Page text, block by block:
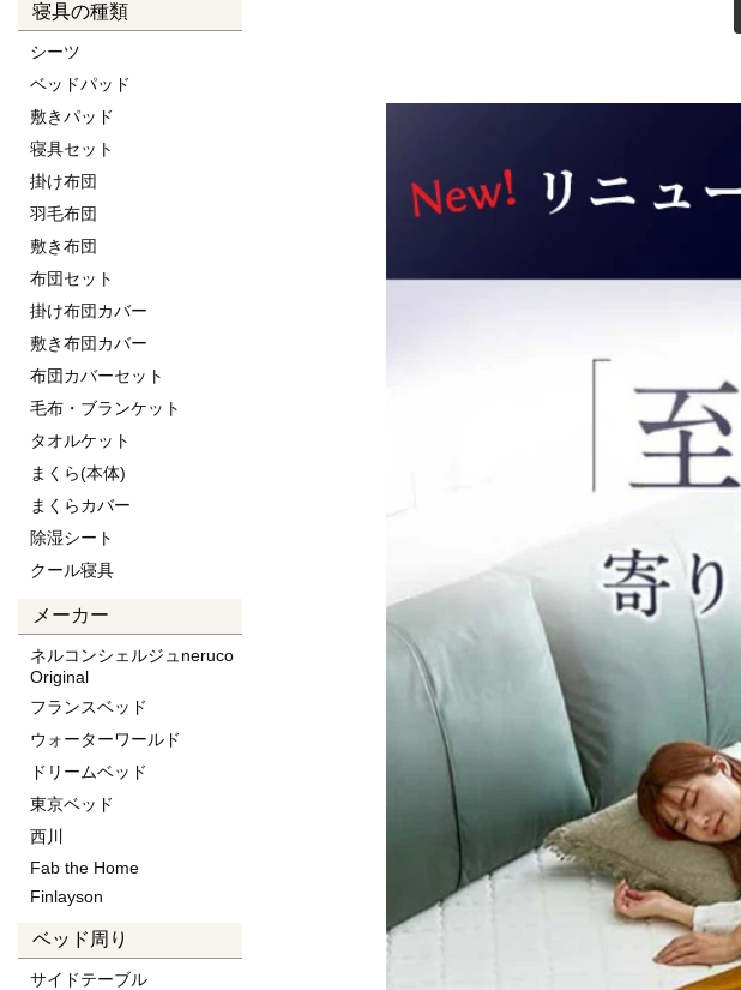
寝具の種類
シーツ
ベッドパッド
敷きパッド
寝具セット
掛け布団
羽毛布団
敷き布団
布団セット
掛け布団カバー
敷き布団カバー
布団カバーセット
毛布・ブランケット
タオルケット
まくら(本体)
まくらカバー
除湿シート
クール寝具
メーカー
ネルコンシェルジュneruco
Original
フランスベッド
ウォーターワールド
ドリームベッド
東京ベッド
西川
Fab the Home
Finlayson
ベッド周り
サイドテーブル
★レギュラーサイズ（両面仕様）
◆15cm厚 nerucoZポケットコイルマットレス◆
シングル(97×195×15cm)
セミダブル(120×210×15cm)